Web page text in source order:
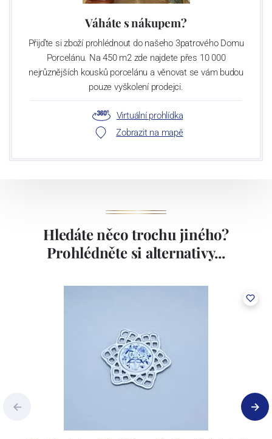
Váháte s nákupem?
Přijďte si zboží prohlédnout do našeho 3patrového Domu
Porcelánu. Na 450 m2 zde najdete přes 10 000
nejrůznějších kousků porcelánu a věnovat se vám budou
pouze vyškolení prodejci.
Virtuální prohlídka
Zobrazit na mapě
Hledáte něco trochu jiného?
Prohlédněte si alternativy...